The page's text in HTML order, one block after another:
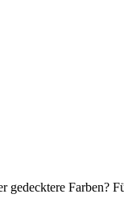
gedecktere